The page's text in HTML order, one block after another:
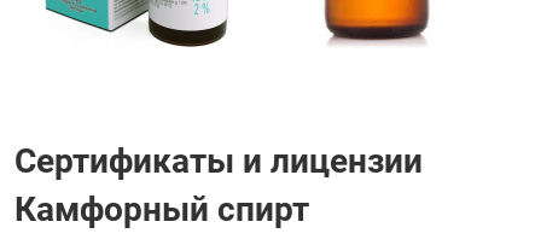
Сертификаты и лицензии
Камфорный спирт